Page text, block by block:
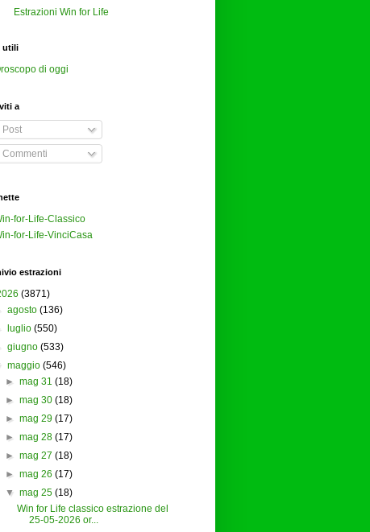
Estrazioni Win for Life
utili
di oggi
a
Post
Commenti
for-Life-Classico
for-Life-VinciCasa
estrazioni
(3871)
agosto (136)
luglio (550)
giugno (533)
maggio (546)
► mag 31 (18)
► mag 30 (18)
► mag 29 (17)
► mag 28 (17)
► mag 27 (18)
► mag 26 (17)
▼ mag 25 (18)
Win for Life classico estrazione del
25-05-2026 or...